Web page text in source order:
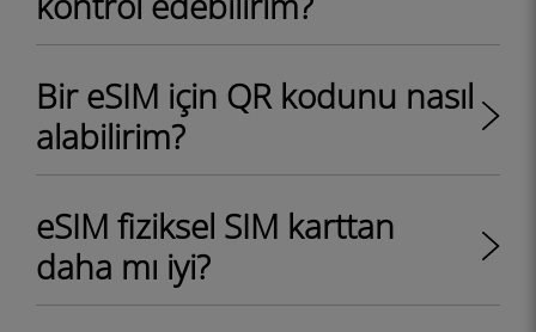
Bir eSIM için QR kodunu nasıl
alabilirim?
eSIM fiziksel SIM karttan
daha mı iyi?